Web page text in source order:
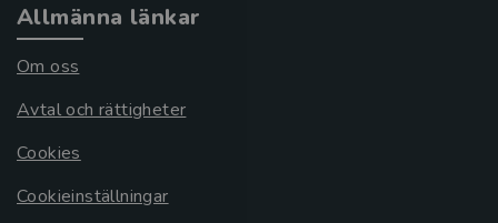
Allmänna länkar
Om oss
Avtal och rättigheter
Cookies
Cookieinställningar